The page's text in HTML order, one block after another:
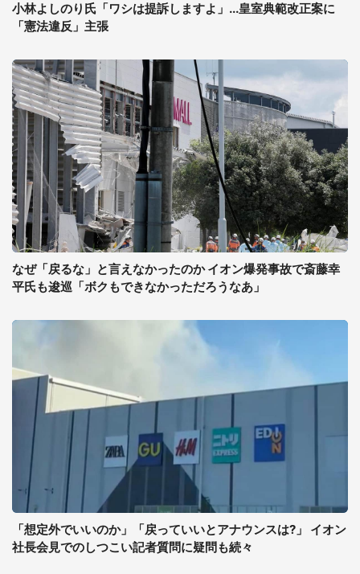
小林よしのり氏「ワシは提訴しますよ」...皇室典範改正案に
「憲法違反」主張
なぜ「戻るな」と言えなかったのか イオン爆発事故で斎藤幸
平氏も逡巡「ボクもできなかっただろうなあ」
「想定外でいいのか」「戻っていいとアナウンスは?」 イオン
社長会見でのしつこい記者質問に疑問も続々